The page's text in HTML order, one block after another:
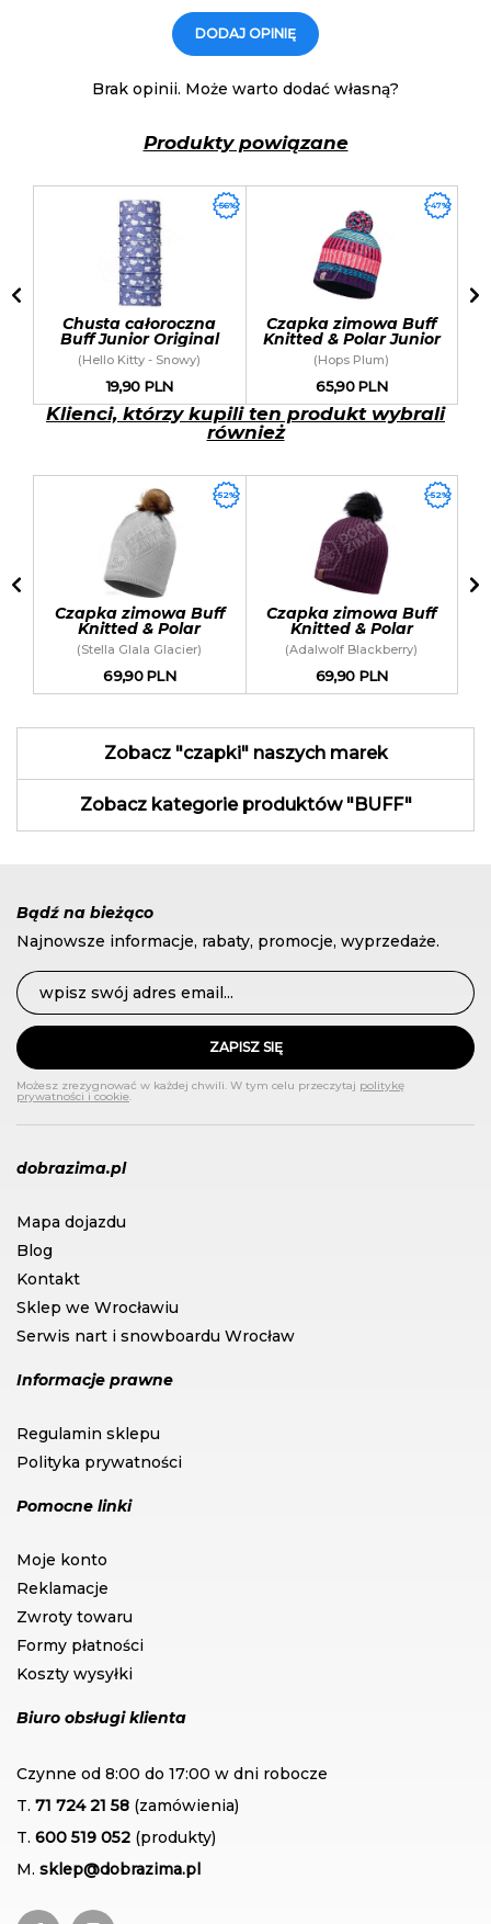
DODAJ OPINIĘ
Brak opinii. Może warto dodać własną?
Produkty powiązane
Chusta całoroczna
Buff Junior Original
Buff
(Hello Kitty - Snowy)
19,90 PLN
-56%
Czapka zimowa Buff
Knitted & Polar Junior
(Hops Plum)
65,90 PLN
-47%
Klienci, którzy kupili ten produkt wybrali
również
Czapka zimowa Buff
Knitted & Polar
(Stella Glala Glacier)
69,90 PLN
-52%
Czapka zimowa Buff
Knitted & Polar
(Adalwolf Blackberry)
69,90 PLN
-52%
& Polar (Danke Light Grey)
Zobacz "czapki" naszych marek
Zobacz kategorie produktów "BUFF"
Bądź na bieżąco
Najnowsze informacje, rabaty, promocje, wyprzedaże.
ZAPISZ SIĘ
Możesz zrezygnować w każdej chwili. W tym celu przeczytaj politykę
prywatności i cookie.
dobrazima.pl
Mapa dojazdu
Blog
Kontakt
Sklep we Wrocławiu
Serwis nart i snowboardu Wrocław
Informacje prawne
Regulamin sklepu
Polityka prywatności
Pomocne linki
Moje konto
Reklamacje
Zwroty towaru
Formy płatności
Koszty wysyłki
Biuro obsługi klienta
Czynne od 8:00 do 17:00 w dni robocze
T. 71 724 21 58 (zamówienia)
T. 600 519 052 (produkty)
M. sklep@dobrazima.pl